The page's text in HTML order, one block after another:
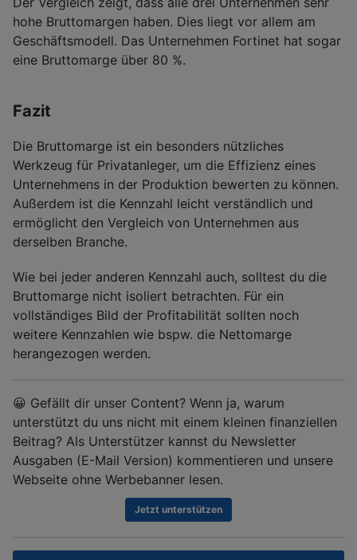
hohe Bruttomargen haben. Dies liegt vor allem am
Geschäftsmodell. Das Unternehmen Fortinet hat sogar
eine Bruttomarge über 80 %.
Fazit
Die Bruttomarge ist ein besonders nützliches
Werkzeug für Privatanleger, um die Effizienz eines
Unternehmens in der Produktion bewerten zu können.
Außerdem ist die Kennzahl leicht verständlich und
ermöglicht den Vergleich von Unternehmen aus
derselben Branche.
Wie bei jeder anderen Kennzahl auch, solltest du die
Bruttomarge nicht isoliert betrachten. Für ein
vollständiges Bild der Profitabilität sollten noch
weitere Kennzahlen wie bspw. die Nettomarge
herangezogen werden.
😀 Gefällt dir unser Content? Wenn ja, warum
unterstützt du uns nicht mit einem kleinen finanziellen
Beitrag? Als Unterstützer kannst du Newsletter
Ausgaben (E-Mail Version) kommentieren und unsere
Webseite ohne Werbebanner lesen.
Jetzt unterstützen